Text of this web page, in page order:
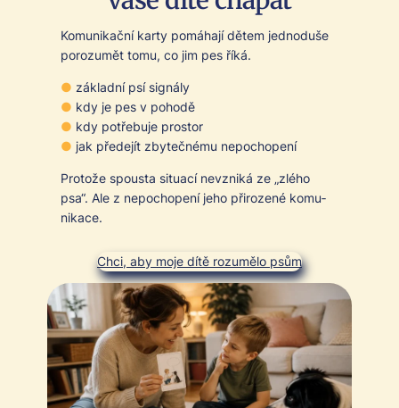
Komu­nikační kar­ty pomáha­jí dětem jednoduše
porozumět tomu, co jim pes říká.
● zák­lad­ní psí signá­ly
● kdy je pes v pohodě
● kdy potře­bu­je pros­tor
● jak přede­jít zbytečné­mu nepochopení
Pro­tože spous­ta situ­ací nevzniká ze „zlého
psa“. Ale z nepochopení jeho přirozené komu­
nikace.
Chci, aby moje dítě rozumě­lo psům